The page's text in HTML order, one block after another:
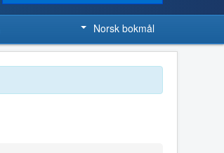
Norsk bokmål